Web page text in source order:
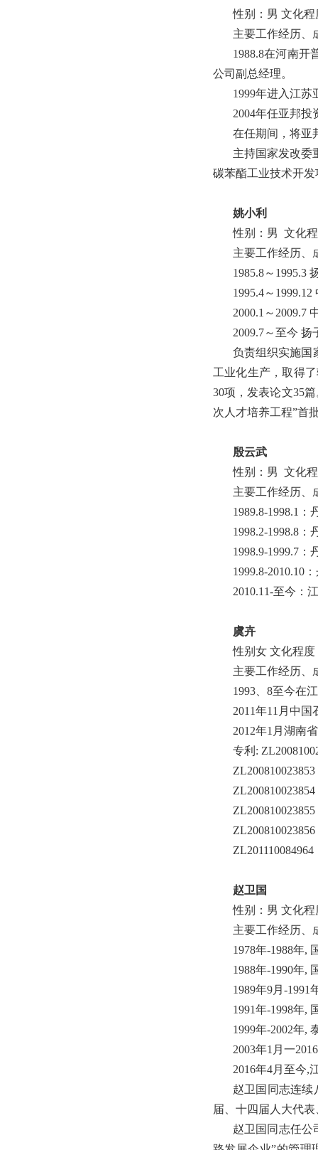
性别：男 文化
主要工作经历、
1988.8在河南开
公司副总经理。
1999年进入江
2004年任亚邦
在任期间，将亚
主持国家发改委
碳苯酯工业技术开
姚小利
性别：男 文化
主要工作经历、
1985.8～1995.3
1995.4～
2000.1～2009.7
2009.7～至今
负责组织实施国
工业化生产，取得
30项，发表论文35
次人才培养工程”首
殷云武
性别：男 文化
主要工作经历、
1989.8-1998.1
1998.2-1998.8
1998.9-1999.7
1999.8-2010.10
2010.11-至今：
虞卉
性别女 文化程
主要工作经历、
1993、8至今在
2011年11月中
2012年1月湖南
专利:
ZL200810023853
ZL200810023854
ZL200810023855
ZL200810023856
ZL201110084964
赵卫国
性别：男 文化
主要工作经历、
1978年-1988
1988年-1990年,
1989年9月-1991
1991年-1998年,
1999年-2002年,
2003年1月一
2016年4月至今
赵卫国同志连续
届、十四届人大代
赵卫国同志任公